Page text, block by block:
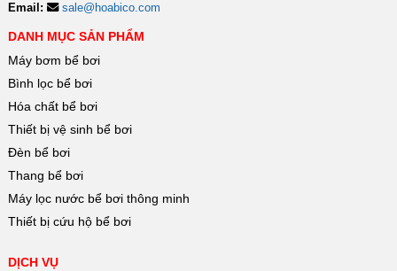
Email:
sale@hoabico.com
DANH MỤC SẢN PHẨM
Máy bơm bể bơi
Bình lọc bể bơi
Hóa chất bể bơi
Thiết bị vệ sinh bể bơi
Đèn bể bơi
Thang bể bơi
Máy lọc nước bể bơi thông minh
Thiết bị cứu hộ bể bơi
DỊCH VỤ